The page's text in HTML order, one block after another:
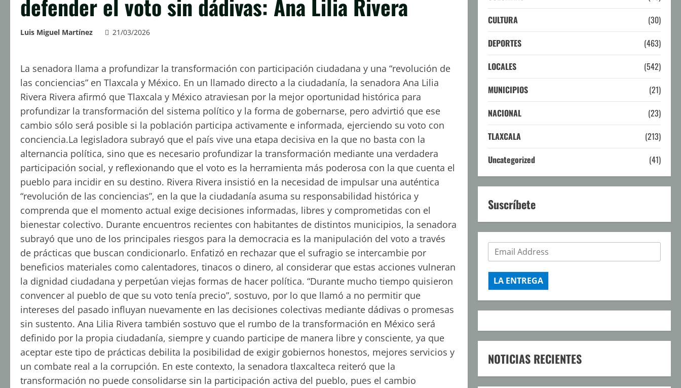
defender el voto sin dádivas: Ana Lilia Rivera
Luis Miguel Martínez 21/03/2026
La senadora llama a profundizar la transformación con participación ciudadana y una “revolución de
las conciencias” en Tlaxcala y México. En un llamado directo a la ciudadanía, la senadora Ana Lilia
Rivera Rivera afirmó que Tlaxcala y México atraviesan por la mejor oportunidad histórica para
profundizar la transformación del sistema político y la forma de gobernarse, pero advirtió que ese
cambio sólo será posible si la población participa activamente e informada, ejerciendo su voto con
conciencia.La legisladora subrayó que el país vive una etapa decisiva en la que no basta con la
alternancia política, sino que es necesario profundizar la transformación mediante una verdadera
participación social, y reflexionando que el voto es la herramienta más poderosa con la que cuenta el
pueblo para incidir en su destino. Rivera Rivera insistió en la necesidad de impulsar una auténtica
“revolución de las conciencias”, en la que la ciudadanía asuma su responsabilidad histórica y
comprenda que el momento actual exige decisiones informadas, libres y comprometidas con el
bienestar colectivo. Durante encuentros recientes con habitantes de distintos municipios, la senadora
subrayó que uno de los principales riesgos para la democracia es la manipulación del voto a través
de prácticas que buscan condicionarlo. Enfatizó en rechazar que el sufragio se intercambie por
beneficios materiales como calentadores, tinacos o dinero, al considerar que estas acciones vulneran
la dignidad ciudadana y perpetúan viejas formas de hacer política. “Durante mucho tiempo quisieron
convencer al pueblo de que su voto tenía precio”, sostuvo, por lo que llamó a no permitir que
intereses del pasado influyan nuevamente en las decisiones colectivas mediante dádivas o promesas
sin sustento. Ana Lilia Rivera también sostuvo que el rumbo de la transformación en México será
definido por la propia ciudadanía, siempre y cuando participe de manera libre y consciente, ya que
aceptar este tipo de prácticas debilita la posibilidad de exigir gobiernos honestos, mejores servicios y
un combate real a la corrupción. En este contexto, la senadora tlaxcalteca reiteró que la
transformación no puede consolidarse sin la participación activa del pueblo, pues el cambio
CULTURA
(30)
DEPORTES
(463)
LOCALES
(542)
MUNICIPIOS
(21)
NACIONAL
(23)
TLAXCALA
(213)
Uncategorized
(41)
Suscríbete
LA ENTREGA
NOTICIAS RECIENTES